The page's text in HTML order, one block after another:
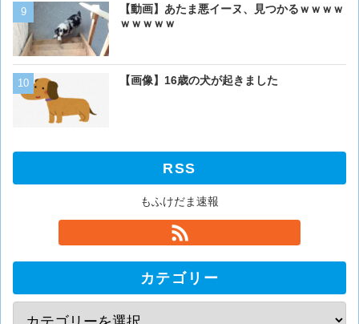
【動画】あたま悪イーヌ、見つかるｗｗｗｗ
ｗｗｗｗｗ
【画像】16歳の犬が起きました
ベーリング海のカニ漁「月
【画像】イッヌさん、アホ
RSS
もふけだま速報
カテゴリー